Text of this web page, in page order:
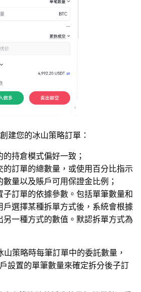
建您的冰山策略訂單：
持倉模式偏好一致；
的訂單的總數量，或使用百分比指示
量以及賬戶可用保證金比例；
子訂單的依據參數。包括單筆數量和
戶選擇某種拆單方式後，系統會根據
另一種方式的數值。默認拆單方式為
山策略時每筆訂單中的委託數量，
設置的單筆數量來確定拆分後子訂